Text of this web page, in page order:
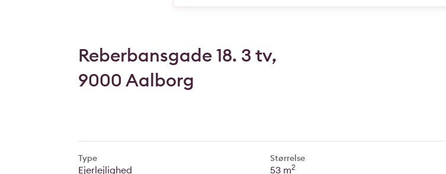
Reberbansgade 18. 3 tv,
9000 Aalborg
Type
Ejerlejlighed
Størrelse
53 m2